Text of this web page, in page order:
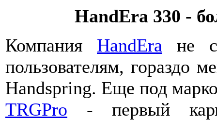
HandEra 330 -
Компания HandEra не
пользователям, гораздо
Handspring. Еще под
TRGPro - первый